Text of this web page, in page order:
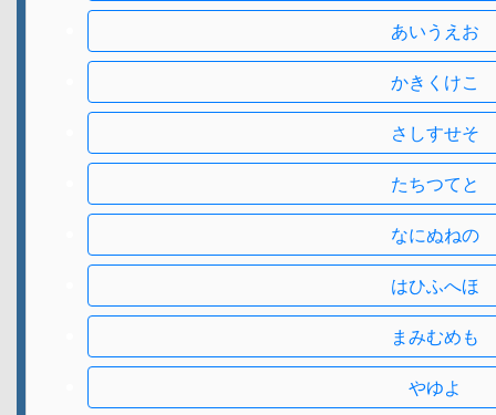
あいうえお
かきくけこ
さしすせそ
たちつてと
なにぬねの
はひふへほ
まみむめも
やゆよ